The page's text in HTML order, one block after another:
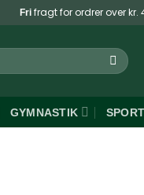
Fri fragt for ordrer over kr.
GYMNASTIK